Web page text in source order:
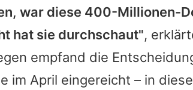
war diese 400-Millionen-
hat sie durchschaut",
empfand die
im April eingereicht – in